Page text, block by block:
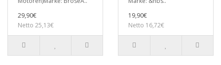
29,90€
Netto 25,13€
19,90€
Netto 16,72€